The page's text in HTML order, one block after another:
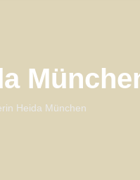
Heida München